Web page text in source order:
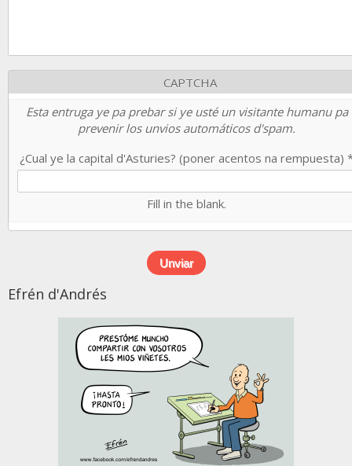
CAPTCHA
Esta entruga ye pa prebar si ye usté un visitante humanu pa
prevenir los unvios automáticos d'spam.
¿Cual ye la capital d'Asturies? (poner acentos na rempuesta)
Fill in the blank.
Efrén d'Andrés